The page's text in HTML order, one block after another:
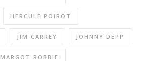
HERCULE POIROT
JIM CARREY JOHNNY DEPP
MARGOT ROBBIE